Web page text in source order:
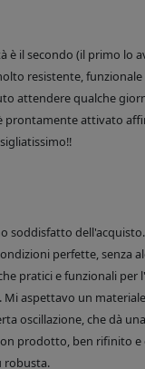
è il secondo (il primo lo
resistente, funzionale
attendere qualche
prontamente attivato
soddisfatto
perfette, senza
pratici e funzionali per
aspettavo un
oscillazione, che dà
prodotto, ben rifinito e
robusta.